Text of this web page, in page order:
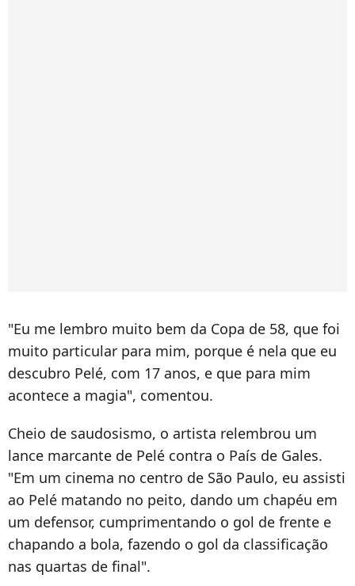
"Eu me lembro muito bem da Copa de 58, que foi
muito particular para mim, porque é nela que eu
descubro Pelé, com 17 anos, e que para mim
acontece a magia", comentou.
Cheio de saudosismo, o artista relembrou um
lance marcante de Pelé contra o País de Gales.
"Em um cinema no centro de São Paulo, eu assisti
ao Pelé matando no peito, dando um chapéu em
um defensor, cumprimentando o gol de frente e
chapando a bola, fazendo o gol da classificação
nas quartas de final".